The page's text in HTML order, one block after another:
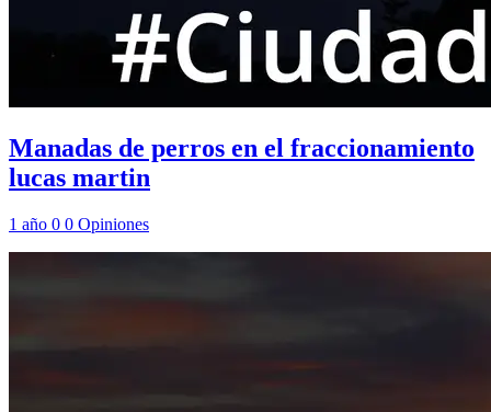
Manadas de perros en el fraccionamiento
lucas martin
1 año 0 0 Opiniones